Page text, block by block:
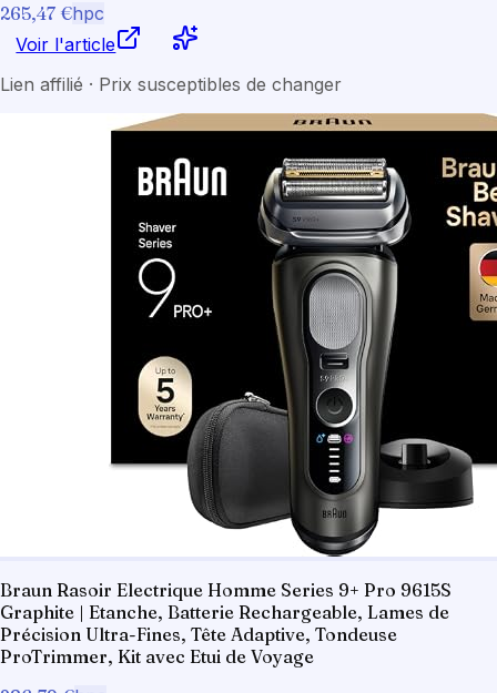
265,47 €hpc
Voir l'article
Lien affilié · Prix susceptibles de changer
Braun Rasoir Electrique Homme Series 9+ Pro 9615S
Graphite | Etanche, Batterie Rechargeable, Lames de
Précision Ultra-Fines, Tête Adaptive, Tondeuse
ProTrimmer, Kit avec Etui de Voyage